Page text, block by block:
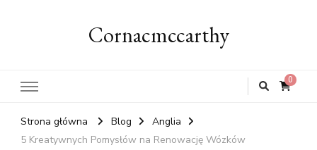
Cornacmccarthy
0
Strona główna Blog
Anglia
5 Kreatywnych Pomysłów na Renowację Wózków